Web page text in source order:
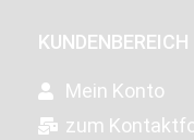
KUNDENBEREICH
Mein Konto
zum